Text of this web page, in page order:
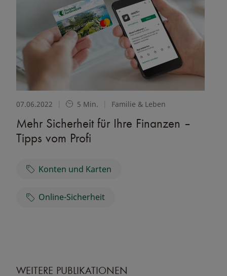
07.06.2022 5 Min. Familie & Leben
Mehr Sicherheit für Ihre Finanzen –
Tipps vom Profi
Konten und Karten
Online-Sicherheit
WEITERE PUBLIKATIONEN